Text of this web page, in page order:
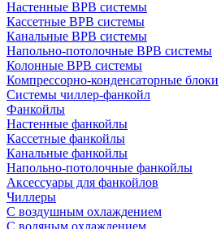
Настенные ВРВ системы
Кассетные ВРВ системы
Канальные ВРВ системы
Напольно-потолочные ВРВ системы
Колонные ВРВ системы
Компрессорно-конденсаторные блоки
Системы чиллер-фанкойл
Фанкойлы
Настенные фанкойлы
Кассетные фанкойлы
Канальные фанкойлы
Напольно-потолочные фанкойлы
Аксессуары для фанкойлов
Чиллеры
С воздушным охлаждением
С водяным охлаждением